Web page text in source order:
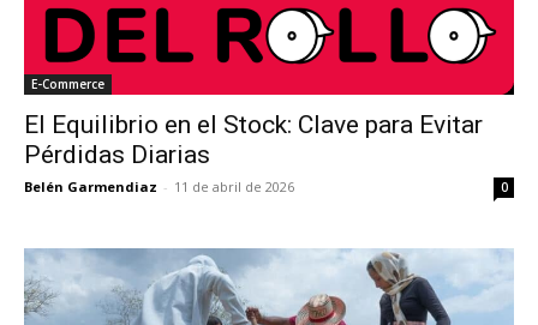
E-Commerce
El Equilibrio en el Stock: Clave para Evitar
Pérdidas Diarias
Belén Garmendiaz - 11 de abril de 2026 0